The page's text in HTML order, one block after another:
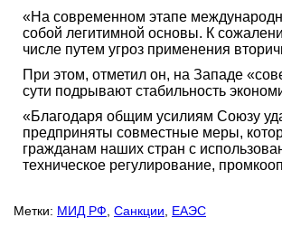
«На современном этапе
собой легитимной основы. К
числе путем угроз применения
При этом, отметил он, на Западе
сути подрывают стабильность
«Благодаря общим усилиям Союзу
предприняты совместные меры,
гражданам наших стран с
техническое регулирование,
Метки: МИД РФ Санкции ЕАЭС